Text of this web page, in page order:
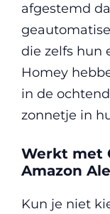
afgestemd
die zelfs hun
Homey
in de
zonnetje in
Werkt met
Amazon
Kun je niet